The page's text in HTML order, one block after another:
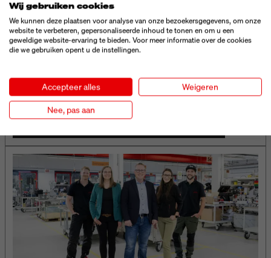
Wat mag je van ons verwachten – en welke voordelen
haal jij eruit voor meer grip, efficiëntie en continuïteit?
JOUW VOORDELEN OP EEN RIJ
Wij gebruiken cookies
We kunnen deze plaatsen voor analyse van onze bezoekersgegevens, om onze
website te verbeteren, gepersonaliseerde inhoud te tonen en om u een
geweldige website-ervaring te bieden. Voor meer informatie over de cookies
die we gebruiken opent u de instellingen.
Accepteer alles Weigeren
Nee, pas aan